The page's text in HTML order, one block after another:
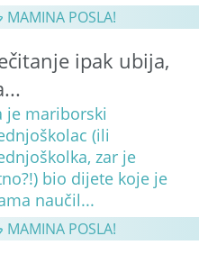
MAMINA POSLA!
ipak ubija,
je mariborski
(ili
zar je
bio dijete koje je
naučil...
MAMINA POSLA!